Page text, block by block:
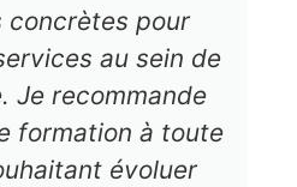
concrètes pour
au sein de
Je recommande
formation à toute
évoluer